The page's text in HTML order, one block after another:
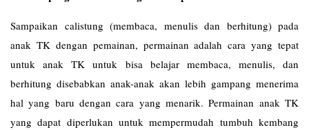
Sampaikan calistung (membaca, menulis dan berhitung) pada
anak TK dengan pemainan, permainan adalah cara yang tepat
untuk anak TK untuk bisa belajar membaca, menulis, dan
berhitung disebabkan anak-anak akan lebih gampang menerima
hal yang baru dengan cara yang menarik. Permainan anak TK
yang dapat diperlukan untuk mempermudah tumbuh kembang